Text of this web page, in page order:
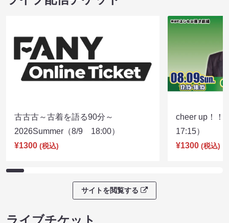
古古古～古着を語る90分～
2026Summer（8/9 18:00）
¥1300 (税込)
cheer up！
17:15）
¥1300 (税込)
サイトを閲覧する